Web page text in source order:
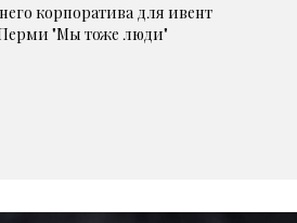
корпоратива для ивент
"Мы тоже люди"